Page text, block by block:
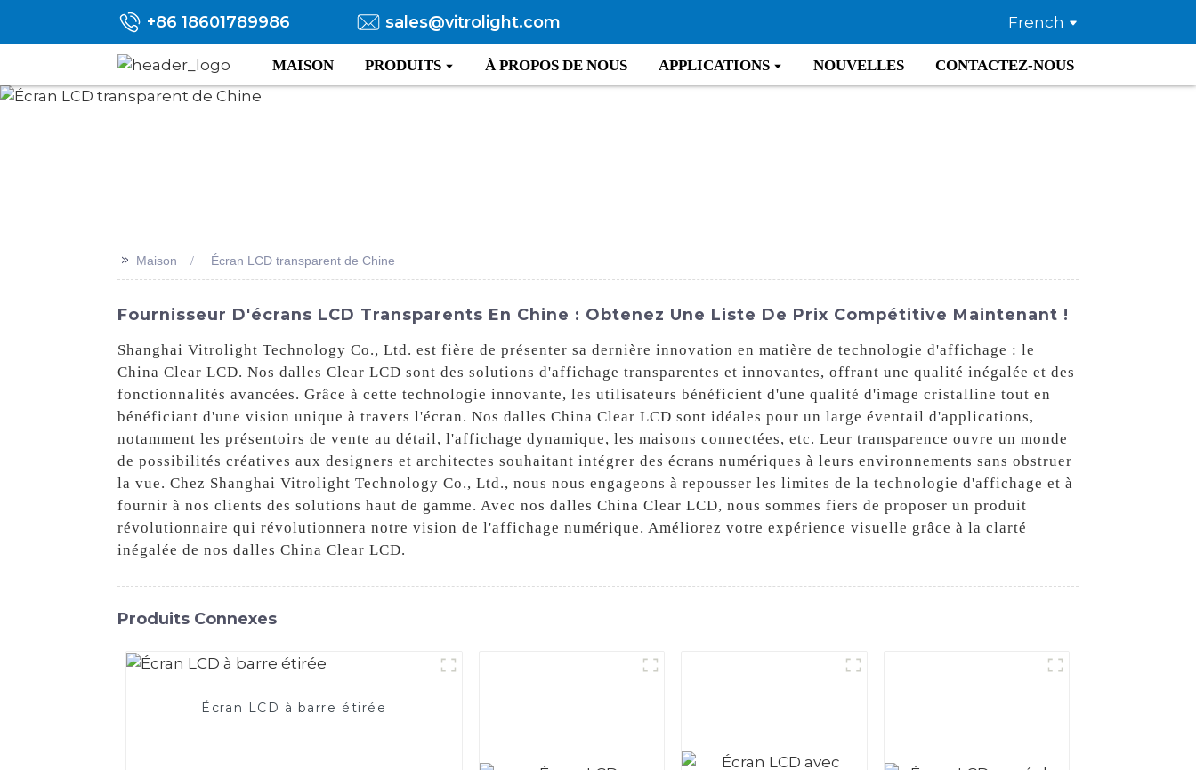
+86 18601789986 sales@vitrolight.com French
MAISON PRODUITS À PROPOS DE NOUS APPLICATIONS NOUVELLES CONTACTEZ-NOUS
>> Maison Écran LCD transparent de Chine
Fournisseur D'écrans LCD Transparents En Chine : Obtenez Une Liste De Prix Compétitive Maintenant !
Shanghai Vitrolight Technology Co., Ltd. est fière de présenter sa dernière innovation en matière de technologie d'affichage : le
China Clear LCD. Nos dalles Clear LCD sont des solutions d'affichage transparentes et innovantes, offrant une qualité inégalée et des
fonctionnalités avancées. Grâce à cette technologie innovante, les utilisateurs bénéficient d'une qualité d'image cristalline tout en
bénéficiant d'une vision unique à travers l'écran. Nos dalles China Clear LCD sont idéales pour un large éventail d'applications,
notamment les présentoirs de vente au détail, l'affichage dynamique, les maisons connectées, etc. Leur transparence ouvre un monde
de possibilités créatives aux designers et architectes souhaitant intégrer des écrans numériques à leurs environnements sans obstruer
la vue. Chez Shanghai Vitrolight Technology Co., Ltd., nous nous engageons à repousser les limites de la technologie d'affichage et à
fournir à nos clients des solutions haut de gamme. Avec nos dalles China Clear LCD, nous sommes fiers de proposer un produit
révolutionnaire qui révolutionnera notre vision de l'affichage numérique. Améliorez votre expérience visuelle grâce à la clarté
inégalée de nos dalles China Clear LCD.
Produits Connexes
Écran LCD à barre étirée